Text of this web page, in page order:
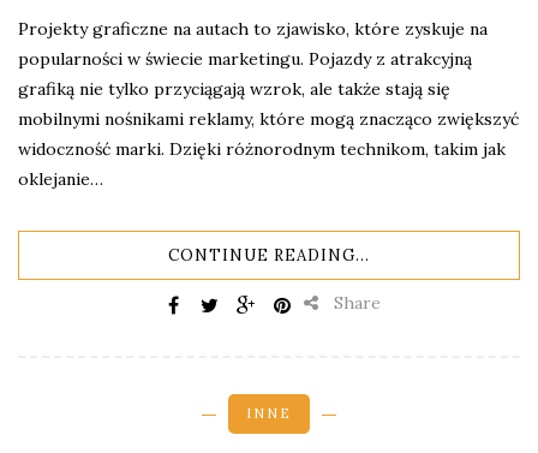
Projekty graficzne na autach to zjawisko, które zyskuje na
popularności w świecie marketingu. Pojazdy z atrakcyjną
grafiką nie tylko przyciągają wzrok, ale także stają się
mobilnymi nośnikami reklamy, które mogą znacząco zwiększyć
widoczność marki. Dzięki różnorodnym technikom, takim jak
oklejanie…
CONTINUE READING...
Share
INNE